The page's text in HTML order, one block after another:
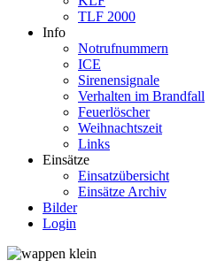
TLF 2000
Info
Notrufnummern
ICE
Sirenensignale
Verhalten im Brandfall
Feuerlöscher
Weihnachtszeit
Links
Einsätze
Einsatzübersicht
Einsätze Archiv
Bilder
Login